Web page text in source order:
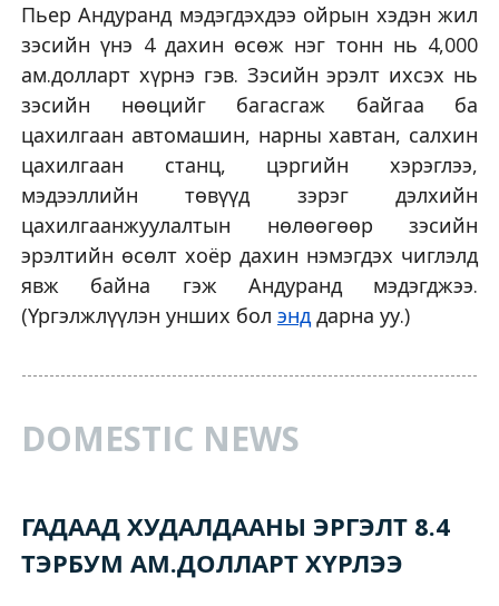
Пьер Андуранд мэдэгдэхдээ ойрын хэдэн жил
зэсийн үнэ 4 дахин өсөж нэг тонн нь 4,000
ам.долларт хүрнэ гэв. Зэсийн эрэлт ихсэх нь
зэсийн нөөцийг багасгаж байгаа ба
цахилгаан автомашин, нарны хавтан, салхин
цахилгаан станц, цэргийн хэрэглээ,
мэдээллийн төвүүд зэрэг дэлхийн
цахилгаанжуулалтын нөлөөгөөр зэсийн
эрэлтийн өсөлт хоёр дахин нэмэгдэх чиглэлд
явж байна гэж Андуранд мэдэгджээ.
(Үргэлжлүүлэн унших бол энддарна уу.)
DOMESTIC NEWS
ГАДААД ХУДАЛДААНЫ ЭРГЭЛТ 8.4
ТЭРБУМ АМ.ДОЛЛАРТ ХҮРЛЭЭ